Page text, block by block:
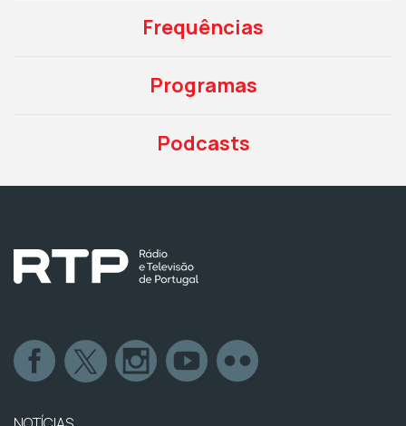
Frequências
Programas
Podcasts